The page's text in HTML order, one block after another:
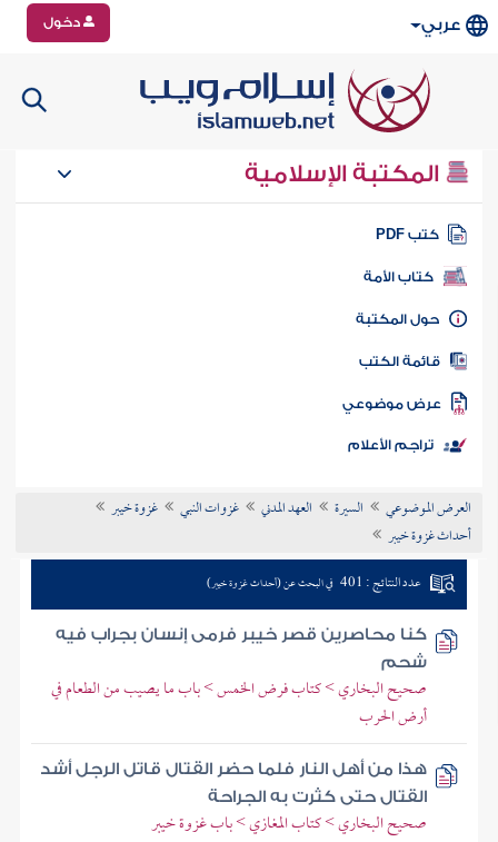
عربي دخول
المكتبة الإسلامية
كتب PDF
كتاب الأمة
المكتبة
الكتب
موضوعي
تراجم الأعلام
العرض الموضوعي السيرة العهد المدني غزوات النبي
غزوة خيبر
أحداث غزوة خيبر
عدد النتائج : 401 في البحث عن (أحداث غزوة خيبر)
كنا محاصرين قصر خيبر فرمى إنسان بجراب فيه
شحم
صحيح البخاري > كتاب فرض الخمس > باب ما يصيب من الطعام في
أرض الحرب
هذا من أهل النار فلما حضر القتال قاتل الرجل أشد
القتال حتى كثرت به الجراحة
صحيح البخاري > كتاب المغازي > باب غزوة خيبر